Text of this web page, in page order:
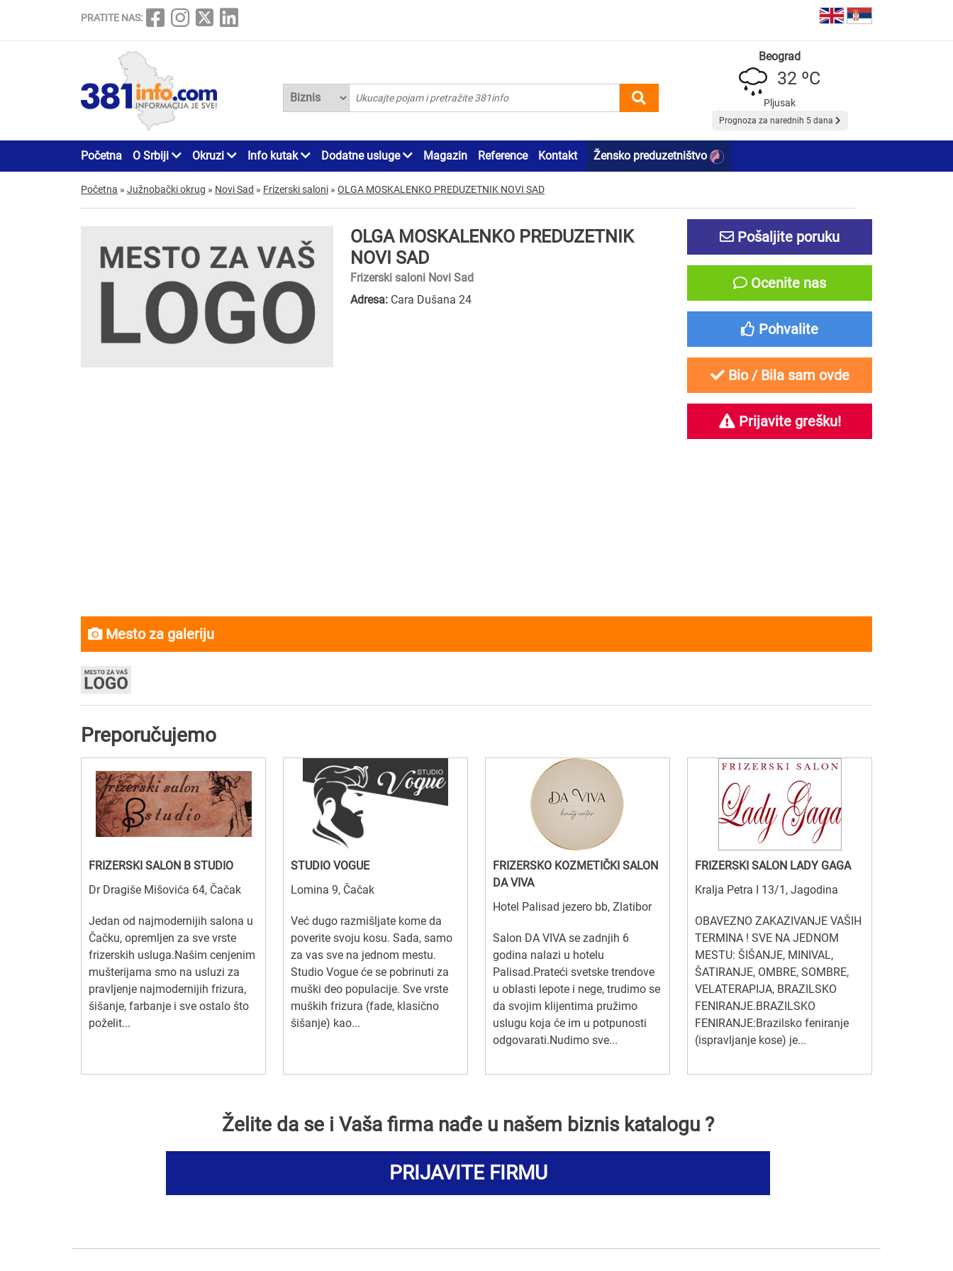
PRATITE NAS:
Beograd
32 ºC
Pljusak
Prognoza za narednih 5 dana
Početna O Srbiji Okruzi Info kutak Dodatne usluge Magazin Reference Kontakt Žensko preduzetništvo
Početna » Južnobački okrug » Novi Sad » Frizerski saloni » OLGA MOSKALENKO PREDUZETNIK NOVI SAD
OLGA MOSKALENKO PREDUZETNIK
NOVI SAD
Frizerski saloni Novi Sad
Adresa: Cara Dušana 24
Pošaljite poruku
Ocenite nas
Pohvalite
Bio / Bila sam ovde
Prijavite grešku!
Mesto za galeriju
Preporučujemo
FRIZERSKI SALON B STUDIO
Dr Dragiše Mišovića 64, Čačak
Jedan od najmodernijih salona u
Čačku, opremljen za sve vrste
frizerskih usluga.Našim cenjenim
mušterijama smo na usluzi za
pravljenje najmodernijih frizura,
šišanje, farbanje i sve ostalo što
poželit...
STUDIO VOGUE
Lomina 9, Čačak
Već dugo razmišljate kome da
poverite svoju kosu. Sada, samo
za vas sve na jednom mestu.
Studio Vogue će se pobrinuti za
muški deo populacije. Sve vrste
muških frizura (fade, klasično
šišanje) kao...
FRIZERSKO KOZMETIČKI SALON
DA VIVA
Hotel Palisad jezero bb, Zlatibor
Salon DA VIVA se zadnjih 6
godina nalazi u hotelu
Palisad.Prateći svetske trendove
u oblasti lepote i nege, trudimo se
da svojim klijentima pružimo
uslugu koja će im u potpunosti
odgovarati.Nudimo sve...
FRIZERSKI SALON LADY GAGA
Kralja Petra I 13/1, Jagodina
OBAVEZNO ZAKAZIVANJE VAŠIH
TERMINA ! SVE NA JEDNOM
MESTU: ŠIŠANJE, MINIVAL,
ŠATIRANJE, OMBRE, SOMBRE,
VELATERAPIJA, BRAZILSKO
FENIRANJE.BRAZILSKO
FENIRANJE:Brazilsko feniranje
(ispravljanje kose) je...
Želite da se i Vaša firma nađe u našem biznis katalogu ?
PRIJAVITE FIRMU